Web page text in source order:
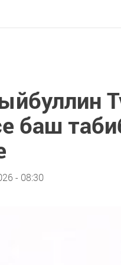
баш
- 08:30